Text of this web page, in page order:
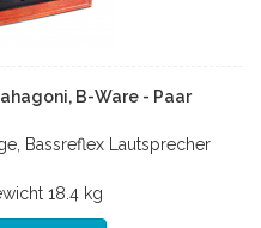
B-Ware - Paar
Bassreflex Lautsprecher
18.4 kg